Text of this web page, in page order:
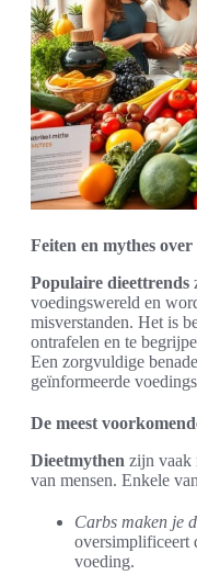
Feiten en mythes
Populaire dieettrends
voedingswereld en
misverstanden. Het is
ontrafelen en te
Een zorgvuldige
geïnformeerde
De meest
Dieetmythen zijn vaak
van mensen. Enkele
Carbs maken je
oversimplificeert
voeding.